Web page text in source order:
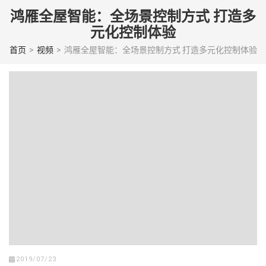
Skip
(Press
鸿雁全屋智能：全场景控制方式 打造多
元化控制体验
首页 > 视频 > 鸿雁全屋智能：全场景控制方式 打造多元化控制体验
2019/07/23